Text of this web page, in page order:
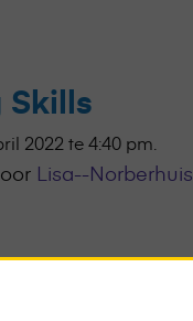
Skills
2022 te 4:40 pm.
Lisa--Norberhuis